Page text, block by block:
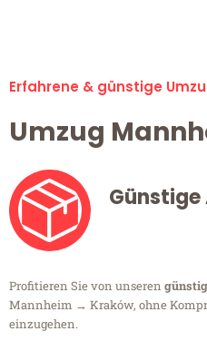
Erfahrene & günstige
Umzug
Profitieren Sie von unseren
Mannheim → Kraków, ohne
einzugehen.